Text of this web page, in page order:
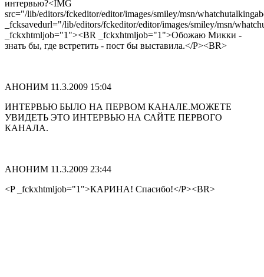
интервью?<IMG
src="/lib/editors/fckeditor/editor/images/smiley/msn/
_fcksavedurl="/lib/editors/fckeditor/editor/images/smiley/msn/
_fckxhtmljob="1"><BR _fckxhtmljob="1">Обожаю Микки -
знать бы, где встретить - пост бы выставила.</P><BR>
АНОНИМ 11.3.2009 15:04
ИНТЕРВЬЮ БЫЛО НА ПЕРВОМ КАНАЛЕ.МОЖЕТЕ
УВИДЕТЬ ЭТО ИНТЕРВЬЮ НА САЙТЕ ПЕРВОГО
КАНАЛА.
АНОНИМ 11.3.2009 23:44
<P _fckxhtmljob="1">КАРИНА! Спасибо!</P><BR>